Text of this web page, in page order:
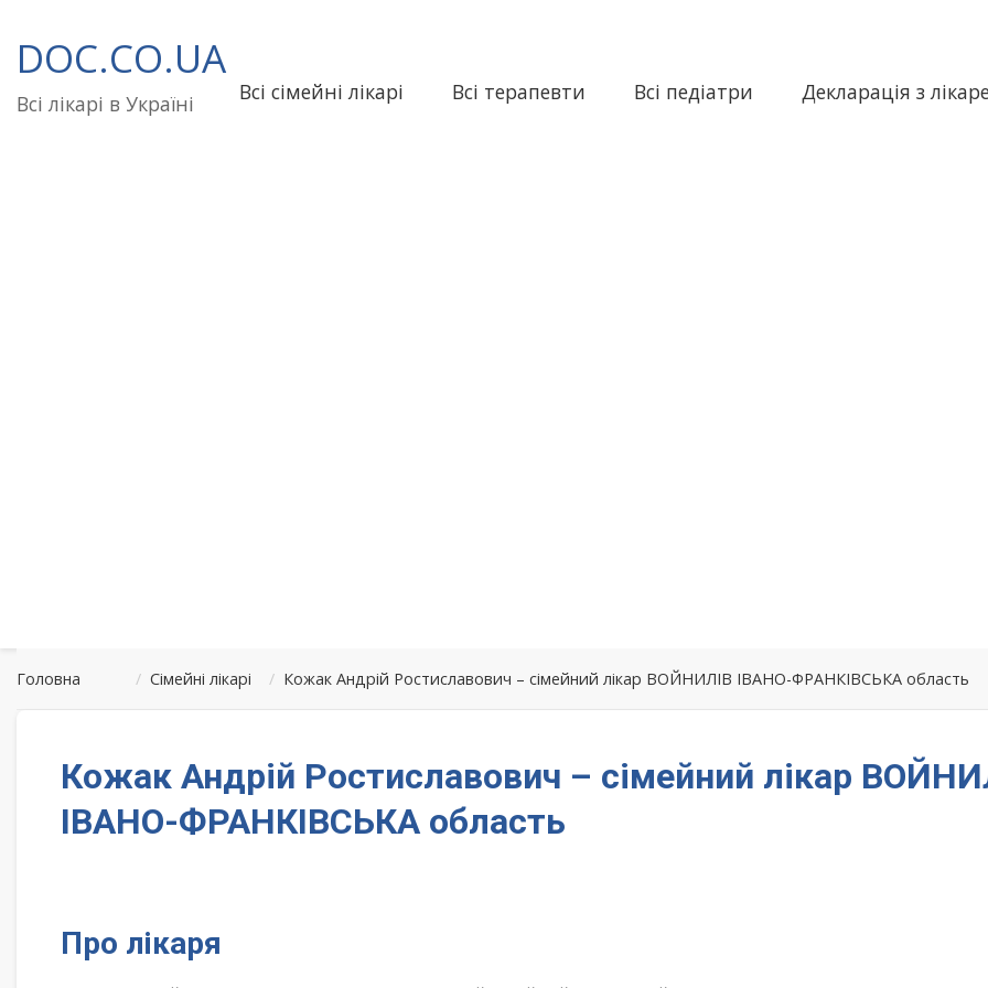
до
вмісту
DOC.CO.UA
Всі лікарі в Україні Всі сімейні лікарі Всі терапевти Всі педіатри Декларація з
Головна / Сімейні лікарі / Кожак Андрій Ростиславович – сімейний лікар ВОЙНИЛІВ ІВАНО-ФРАНКІВСЬКА область
Кожак Андрій Ростиславович – сімейний лікар
ІВАНО-ФРАНКІВСЬКА область
Про лікаря